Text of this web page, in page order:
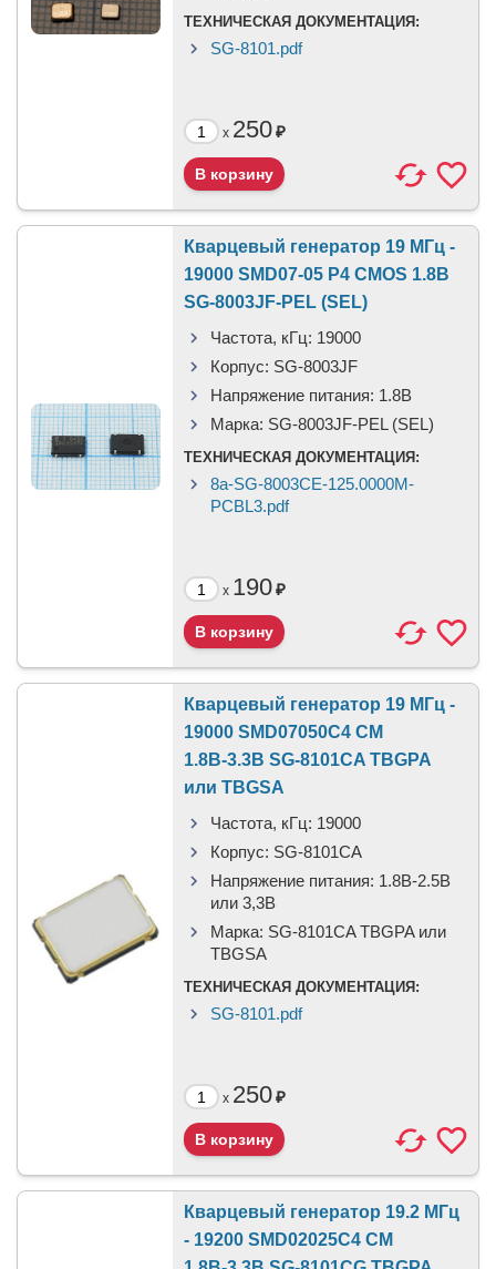
ТЕХНИЧЕСКАЯ ДОКУМЕНТАЦИЯ:
SG-8101.pdf
x 250₽
Кварцевый генератор 19 МГц -
19000 SMD07-05 P4 CMOS 1.8В
SG-8003JF-PEL (SEL)
Частота, кГц: 19000
Корпус: SG-8003JF
Напряжение питания: 1.8В
Марка: SG-8003JF-PEL (SEL)
ТЕХНИЧЕСКАЯ ДОКУМЕНТАЦИЯ:
8a-SG-8003CE-125.0000M-
PCBL3.pdf
x 190₽
Кварцевый генератор 19 МГц -
19000 SMD07050C4 CM
1.8В-3.3В SG-8101CA TBGPA
или TBGSA
Частота, кГц: 19000
Корпус: SG-8101CA
Напряжение питания: 1.8В-2.5B
или 3,3B
Марка: SG-8101CA TBGPA или
TBGSA
ТЕХНИЧЕСКАЯ ДОКУМЕНТАЦИЯ:
SG-8101.pdf
x 250₽
Кварцевый генератор 19.2 МГц
- 19200 SMD02025C4 CM